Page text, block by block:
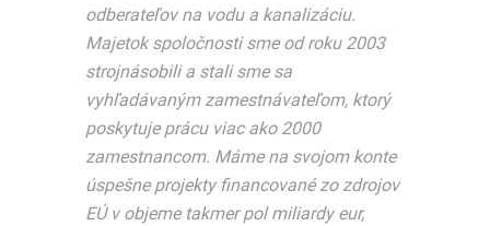
odberateľov na vodu a kanalizáciu.
Majetok spoločnosti sme od roku 2003
strojnásobili a stali sme sa
vyhľadávaným zamestnávateľom, ktorý
poskytuje prácu viac ako 2000
zamestnancom. Máme na svojom konte
úspešne projekty financované zo zdrojov
EÚ v objeme takmer pol miliardy eur,